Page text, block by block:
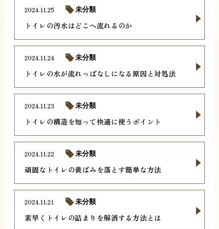
トイレの汚水はどこへ流れるのか
2024.11.25 未分類
トイレの水が流れっぱなしになる原因と対処法
2024.11.24 未分類
トイレの構造を知って快適に使うポイント
2024.11.23 未分類
頑固なトイレの黄ばみを落とす簡単な方法
2024.11.22 未分類
素早くトイレの詰まりを解消する方法とは
2024.11.21 未分類